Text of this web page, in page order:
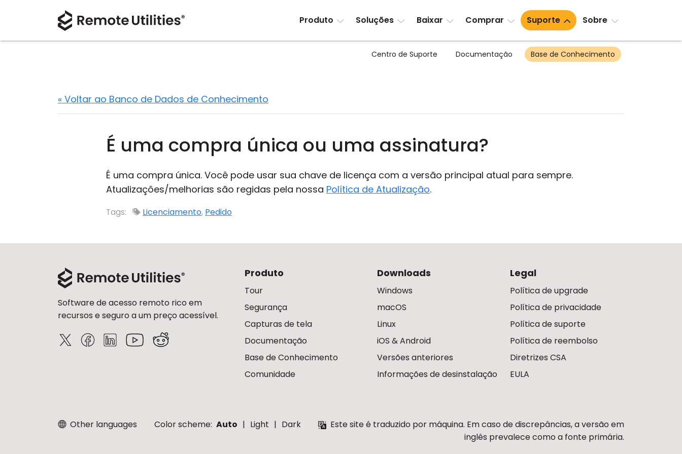
Produto Soluções Baixar Comprar Suporte Sobre
Centro de Suporte Documentação Base de Conhecimento
« Voltar ao Banco de Dados de Conhecimento
É uma compra única ou uma assinatura?
É uma compra única. Você pode usar sua chave de licença com a versão principal atual para sempre.
Atualizações/melhorias são regidas pela nossa Política de Atualização.
Tags: Licenciamento, Pedido
Software de acesso remoto rico em
recursos e seguro a um preço acessível.
Produto
Tour
Segurança
Capturas de tela
Documentação
Base de Conhecimento
Comunidade
Downloads
Windows
macOS
Linux
iOS & Android
Versões anteriores
Informações de desinstalação
Legal
Política de upgrade
Política de privacidade
Política de suporte
Política de reembolso
Diretrizes CSA
EULA
Other languages Color scheme: Auto Light Dark
Este site é traduzido por máquina. Em caso de discrepâncias, a versão em
inglês prevalece como a fonte primária.